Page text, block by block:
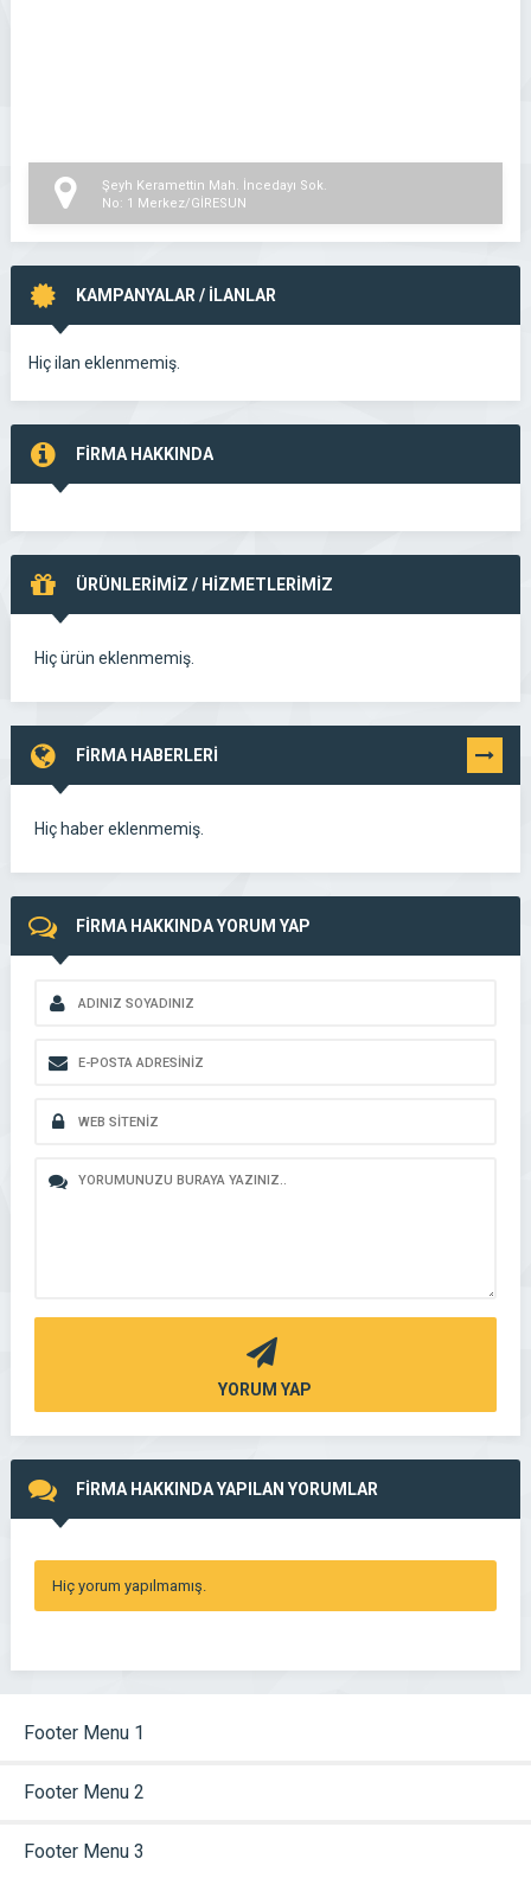
Şeyh Keramettin Mah. İncedayı Sok.
No: 1 Merkez/GİRESUN
KAMPANYALAR / İLANLAR
Hiç ilan eklenmemiş.
FİRMA HAKKINDA
ÜRÜNLERİMİZ / HİZMETLERİMİZ
Hiç ürün eklenmemiş.
FİRMA HABERLERİ TÜMÜNÜ
GÖR
Hiç haber eklenmemiş.
FİRMA HAKKINDA YORUM YAP
YORUM YAP
FİRMA HAKKINDA YAPILAN YORUMLAR
Hiç yorum yapılmamış.
Footer Menu 1
Footer Menu 2
Footer Menu 3